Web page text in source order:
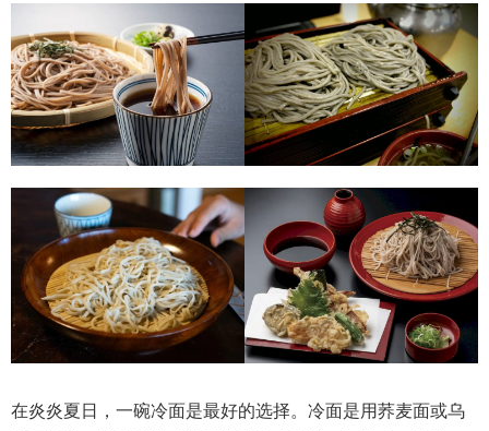
在炎炎夏日，一碗冷面是最好的选择。冷面是用荞麦面或乌